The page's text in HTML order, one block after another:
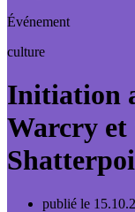
Événement
culture
Initiation
Warcry et
publié le